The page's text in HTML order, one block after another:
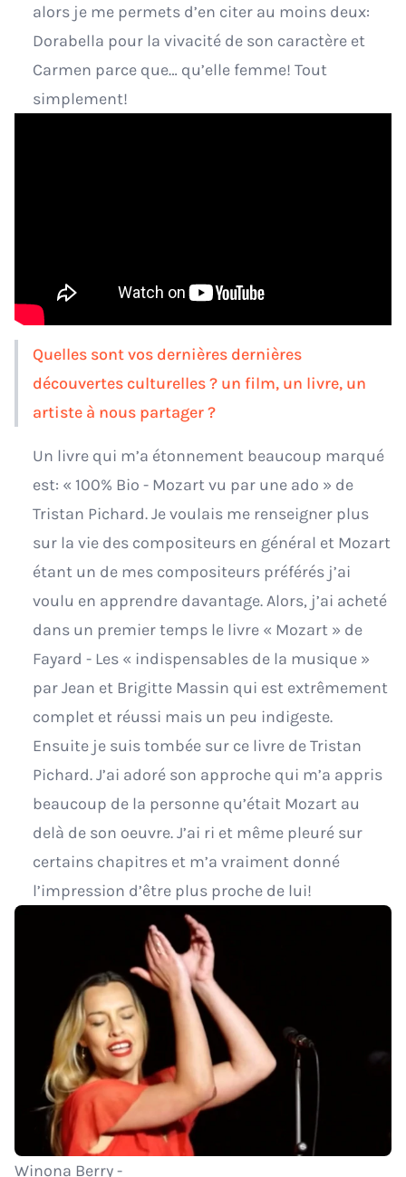
alors je me permets d’en citer au moins deux:
Dorabella pour la vivacité de son caractère et
Carmen parce que… qu’elle femme! Tout
simplement!
Quelles sont vos dernières dernières
découvertes culturelles ? un film, un livre, un
artiste à nous partager ?
Un livre qui m’a étonnement beaucoup marqué
est: « 100% Bio - Mozart vu par une ado » de
Tristan Pichard. Je voulais me renseigner plus
sur la vie des compositeurs en général et Mozart
étant un de mes compositeurs préférés j’ai
voulu en apprendre davantage. Alors, j’ai acheté
dans un premier temps le livre « Mozart » de
Fayard - Les « indispensables de la musique »
par Jean et Brigitte Massin qui est extrêmement
complet et réussi mais un peu indigeste.
Ensuite je suis tombée sur ce livre de Tristan
Pichard. J’ai adoré son approche qui m’a appris
beaucoup de la personne qu’était Mozart au
delà de son oeuvre. J’ai ri et même pleuré sur
certains chapitres et m’a vraiment donné
l’impression d’être plus proche de lui!
Winona Berry -